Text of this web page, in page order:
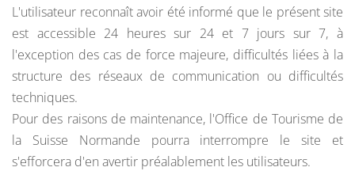
L'utilisateur reconnaît avoir été informé que le présent site
est accessible 24 heures sur 24 et 7 jours sur 7, à
l'exception des cas de force majeure, difficultés liées à la
structure des réseaux de communication ou difficultés
techniques.
Pour des raisons de maintenance, l'Office de Tourisme de
la Suisse Normande pourra interrompre le site et
s'efforcera d'en avertir préalablement les utilisateurs.